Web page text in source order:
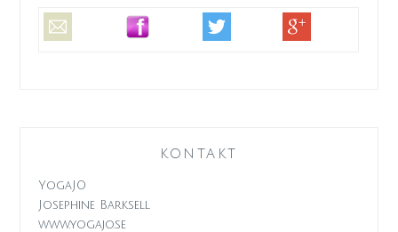
KONTAKT
YogaJO
Josephine Barksell
www.yogajo.se